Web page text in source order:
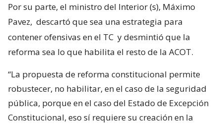
Por su parte, el ministro del Interior (s), Máximo
Pavez, descartó que sea una estrategia para
contener ofensivas en el TC y desmintió que la
reforma sea lo que habilita el resto de la ACOT.
“La propuesta de reforma constitucional permite
robustecer, no habilitar, en el caso de la seguridad
pública, porque en el caso del Estado de Excepción
Constitucional, eso sí requiere su creación en la